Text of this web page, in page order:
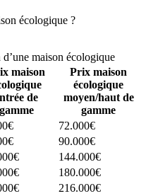
écologique ?
maison écologique
maison
de
gamme
Prix maison
écologique
moyen/haut de
gamme
72.000€
90.000€
144.000€
180.000€
216.000€